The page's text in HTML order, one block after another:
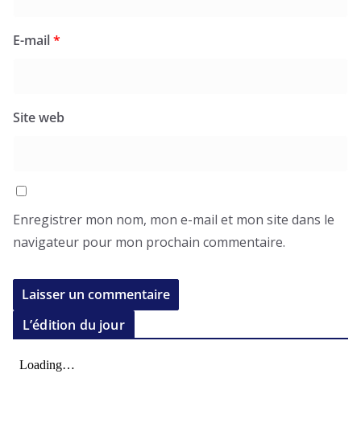
E-mail*
Site web
Enregistrer mon nom, mon e-mail et mon site dans le
navigateur pour mon prochain commentaire.
L’édition du jour